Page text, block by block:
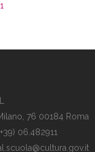
76 00184 Roma
06.482911